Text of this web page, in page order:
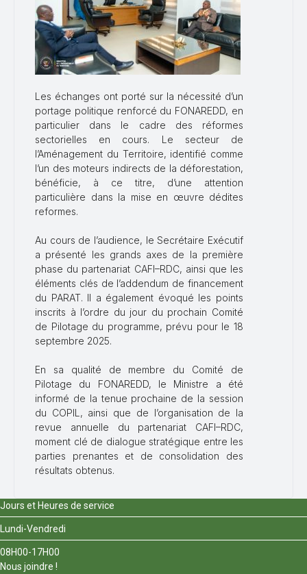
Les échanges ont porté sur la nécessité d’un
portage politique renforcé du FONAREDD, en
particulier dans le cadre des réformes
sectorielles en cours. Le secteur de
l’Aménagement du Territoire, identifié comme
l’un des moteurs indirects de la déforestation,
bénéficie, à ce titre, d’une attention
particulière dans la mise en œuvre dédites
reformes.
Au cours de l’audience, le Secrétaire Exécutif
a présenté les grands axes de la première
phase du partenariat CAFI–RDC, ainsi que les
éléments clés de l’addendum de financement
du PARAT. Il a également évoqué les points
inscrits à l’ordre du jour du prochain Comité
de Pilotage du programme, prévu pour le 18
septembre 2025.
En sa qualité de membre du Comité de
Pilotage du FONAREDD, le Ministre a été
informé de la tenue prochaine de la session
du COPIL, ainsi que de l’organisation de la
revue annuelle du partenariat CAFI–RDC,
moment clé de dialogue stratégique entre les
parties prenantes et de consolidation des
résultats obtenus.
Jours et Heures de service
Lundi-Vendredi
08H00-17H00
Nous joindre !